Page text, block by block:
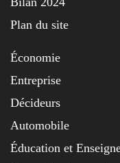
Plan du site
Économie
Entreprise
Décideurs
Automobile
Éducation et